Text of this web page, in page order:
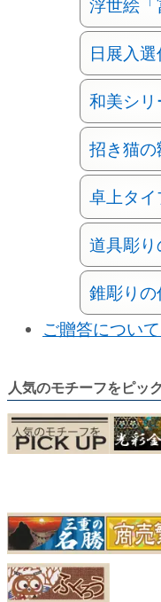
浮世絵「
日展入
和美シリ
招き猫の
卓上タイ
道具彫り
錐彫りの
ご贈答につい
人気のモチーフをピッ